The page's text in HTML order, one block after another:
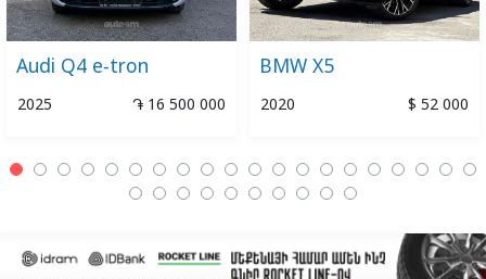
Audi Q4 e-tron
2025 ֏ 16 500 000
BMW X5
2020 $ 52 000